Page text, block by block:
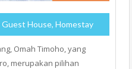
Guest House, Homestay
Omah Timoho, yang
merupakan pilihan